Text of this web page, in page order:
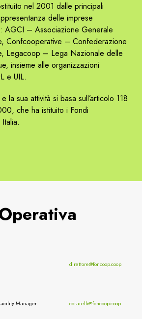
nel 2001 dalle principali
delle imprese
AGCI – Associazione Generale
Confcooperative – Confederazione
Legacoop – Lega Nazionale delle
insieme alle organizzazioni
e UIL.
la sua attività si basa sull’articolo 118
che ha istituito i Fondi
direttore@foncoop.coop
Manager corarelli@foncoop.coop